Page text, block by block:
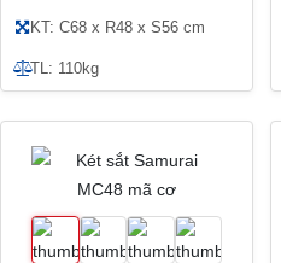
KT: C68 x R48 x S56 cm
TL: 110kg